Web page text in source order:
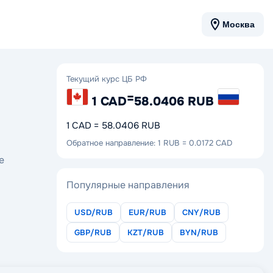
Москва
Текущий курс ЦБ РФ
1 CAD=58.0406 RUB
1 CAD = 58.0406 RUB
Обратное направление: 1 RUB = 0.0172 CAD
Популярные направления
USD/RUB EUR/RUB
CNY/RUB
GBP/RUB
KZT/RUB BYN/RUB